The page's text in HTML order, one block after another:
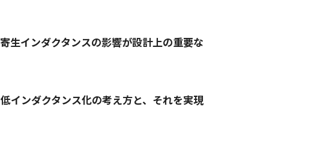
生インダクタンスの影響が設計上の重要な
インダクタンス化の考え方と、それを実現